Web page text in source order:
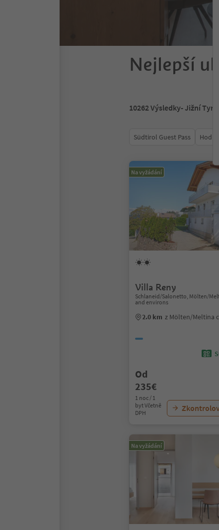
Nejlepší
10262Výsledky- Jižní
Südtirol Guest Pass
Na vyžádání
Villa Reny
Schlaneid/Salonetto, Mölten/
and environs
2.0 km z Mölten/Meltina
Od
235€
1 noc / 1
byt Včetně
DPH
Na vyžádání